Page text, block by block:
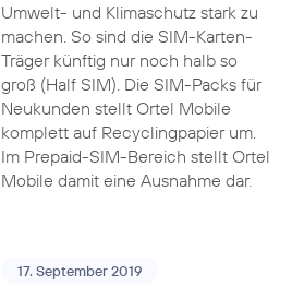
Umwelt- und Klimaschutz stark zu
machen. So sind die SIM-Karten-
Träger künftig nur noch halb so
groß (Half SIM). Die SIM-Packs für
Neukunden stellt Ortel Mobile
komplett auf Recyclingpapier um.
Im Prepaid-SIM-Bereich stellt Ortel
Mobile damit eine Ausnahme dar.
17. September 2019